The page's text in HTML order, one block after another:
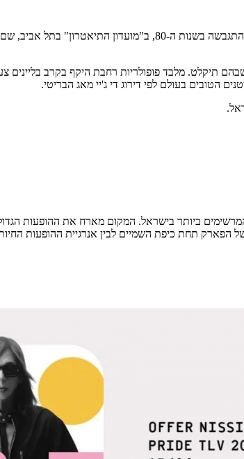
עופר ניסים הוא די ג'יי ומפיק מוזיקלי ישראלי בסגנונות דאנס וזרם הניו יורק
תיקלט. מלבד פופולריות רחבת היקף בקרב בליינים
ביותר בישראל. המקום מארח את ההופעות
תחת כיפת השמיים לבין אנרגיית ההופעות